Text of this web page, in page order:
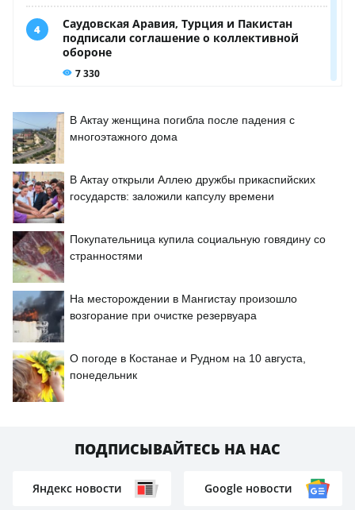
В Актау женщина погибла после падения с
многоэтажного дома
В Актау открыли Аллею дружбы прикаспийских
государств: заложили капсулу времени
Покупательница купила социальную говядину со
странностями
На месторождении в Мангистау произошло
возгорание при очистке резервуара
О погоде в Костанае и Рудном на 10 августа,
понедельник
ПОДПИСЫВАЙТЕСЬ НА НАС
Яндекс новости Google новости